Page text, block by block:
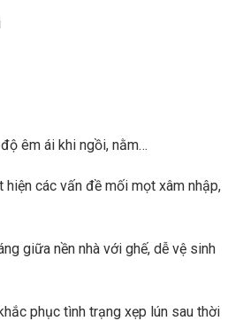
êm ái khi ngồi, nằm…
các vấn đề mối mọt xâm nhập,
giữa nền nhà với ghế, dễ vệ sinh
phục tình trạng xẹp lún sau thời